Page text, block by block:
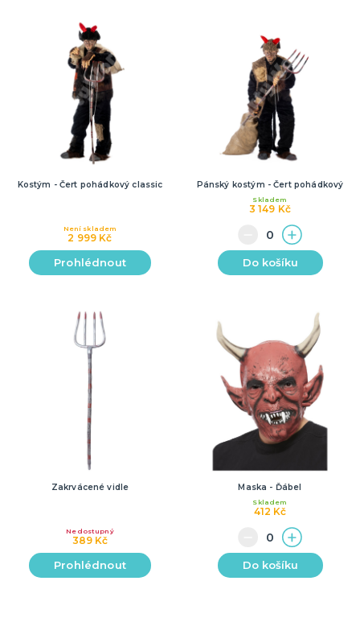
Kostým - Čert pohádkový classic
2 999 Kč
Není skladem
Prohlédnout
Pánský kostým - Čert pohádkový
3 149 Kč
Skladem
Do košíku
Zakrvácené vidle
389 Kč
Nedostupný
Prohlédnout
Maska - Ďábel
412 Kč
Skladem
Do košíku